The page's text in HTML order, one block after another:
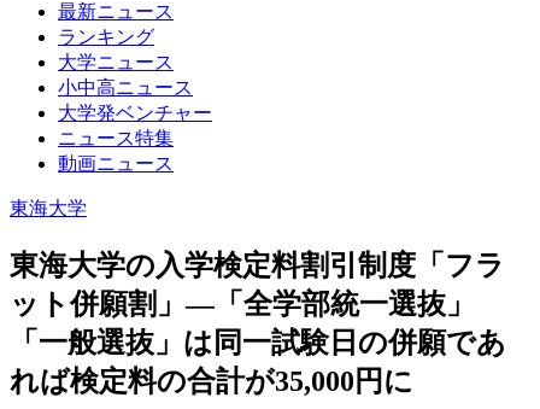
最新ニュース
ランキング
大学ニュース
小中高ニュース
大学発ベンチャー
ニュース特集
動画ニュース
東海大学
東海大学の入学検定料割引制度「フラ
ット併願割」―「全学部統一選抜」
「一般選抜」は同一試験日の併願であ
れば検定料の合計が35,000円に